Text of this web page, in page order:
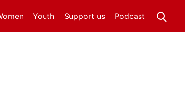
Youth Podcast
Support us